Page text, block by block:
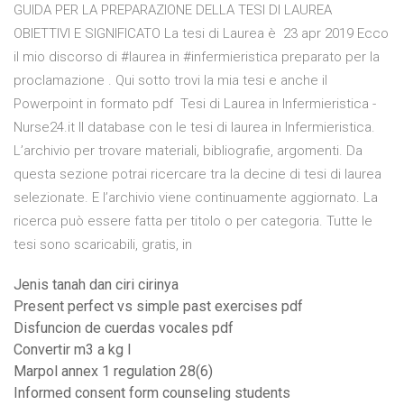
GUIDA PER LA PREPARAZIONE DELLA TESI DI LAUREA
OBIETTIVI E SIGNIFICATO La tesi di Laurea è 23 apr 2019 Ecco
il mio discorso di #laurea in #infermieristica preparato per la
proclamazione . Qui sotto trovi la mia tesi e anche il
Powerpoint in formato pdf Tesi di Laurea in Infermieristica -
Nurse24.it Il database con le tesi di laurea in Infermieristica.
L’archivio per trovare materiali, bibliografie, argomenti. Da
questa sezione potrai ricercare tra la decine di tesi di laurea
selezionate. E l’archivio viene continuamente aggiornato. La
ricerca può essere fatta per titolo o per categoria. Tutte le
tesi sono scaricabili, gratis, in
Jenis tanah dan ciri cirinya
Present perfect vs simple past exercises pdf
Disfuncion de cuerdas vocales pdf
Convertir m3 a kg l
Marpol annex 1 regulation 28(6)
Informed consent form counseling students